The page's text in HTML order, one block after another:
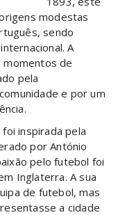
modestas
sendo
A
momentos de
pela
e por um
inspirada pela
por António
pelo futebol foi
Inglaterra. A sua
de futebol, mas
a cidade